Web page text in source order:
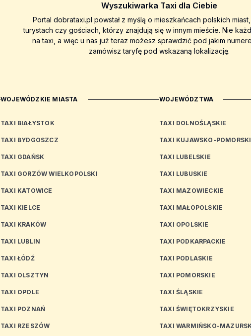
Wyszukiwarka Taxi dla Ciebie
Portal dobrataxi.pl powstał z myślą o mieszkańcach polskich
turystach czy gościach, którzy znajdują się w innym mieście. Nie
na taxi, a więc u nas już teraz możesz sprawdzić pod jakim
zamówisz taryfę pod wskazaną lokalizację.
WOJEWÓDZKIE MIASTA
TAXI BIAŁYSTOK
TAXI BYDGOSZCZ
TAXI GDAŃSK
TAXI GORZÓW WIELKOPOLSKI
TAXI KATOWICE
TAXI KIELCE
TAXI KRAKÓW
TAXI LUBLIN
TAXI ŁÓDŹ
TAXI OLSZTYN
TAXI OPOLE
TAXI POZNAŃ
TAXI RZESZÓW
WOJEWÓDZTWA
TAXI DOLNOŚLĄSKIE
TAXI KUJAWSKO-
TAXI LUBELSKIE
TAXI LUBUSKIE
TAXI MAZOWIECKIE
TAXI MAŁOPOLSKIE
TAXI OPOLSKIE
TAXI PODKARPACKIE
TAXI PODLASKIE
TAXI POMORSKIE
TAXI ŚLĄSKIE
TAXI ŚWIĘTOKRZYSKIE
TAXI WARMIŃSKO-